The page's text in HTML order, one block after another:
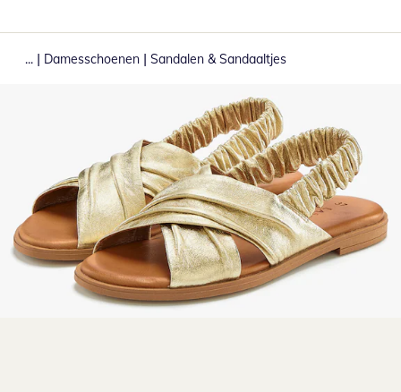
... | Damesschoenen | Sandalen & Sandaaltjes